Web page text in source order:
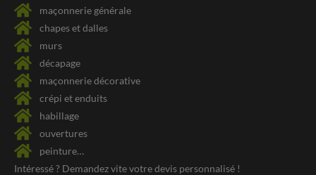
maçonnerie générale
chapes et dalles
murs
décapage
maçonnerie décorative
crépi et enduits
habillage
ouvertures
peinture…
Intéressé ? Demandez vite votredevis personnalisé !